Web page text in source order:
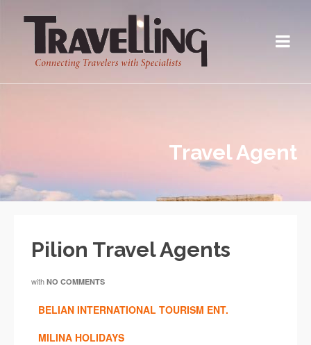
Travel Agent
Pilion Travel Agents
with NO COMMENTS
BELIAN INTERNATIONAL TOURISM ENT.
MILINA HOLIDAYS